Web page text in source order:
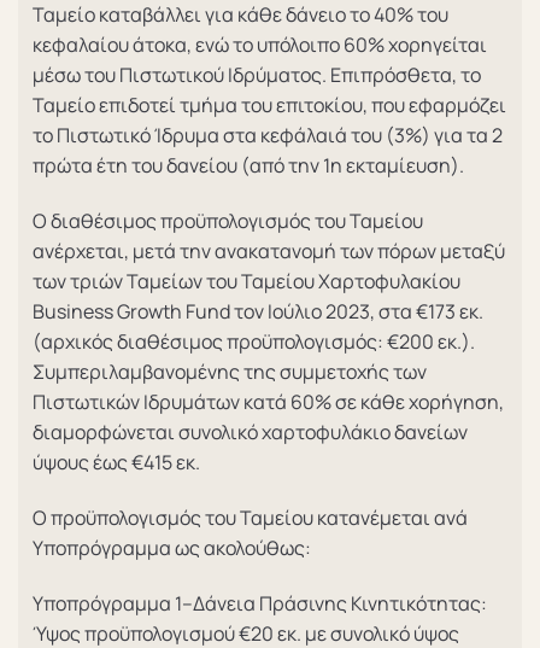
Ταμείο καταβάλλει για κάθε δάνειο το 40% του
κεφαλαίου άτοκα, ενώ το υπόλοιπο 60% χορηγείται
μέσω του Πιστωτικού Ιδρύματος. Επιπρόσθετα, το
Ταμείο επιδοτεί τμήμα του επιτοκίου, που εφαρμόζει
το Πιστωτικό Ίδρυμα στα κεφάλαιά του (3%) για τα 2
πρώτα έτη του δανείου (από την 1η εκταμίευση).
Ο διαθέσιμος προϋπολογισμός του Ταμείου
ανέρχεται, μετά την ανακατανομή των πόρων μεταξύ
των τριών Ταμείων του Ταμείου Χαρτοφυλακίου
Business Growth Fund τον Ιούλιο 2023, στα €173 εκ.
(αρχικός διαθέσιμος προϋπολογισμός: €200 εκ.).
Συμπεριλαμβανομένης της συμμετοχής των
Πιστωτικών Ιδρυμάτων κατά 60% σε κάθε χορήγηση,
διαμορφώνεται συνολικό χαρτοφυλάκιο δανείων
ύψους έως €415 εκ.
Ο προϋπολογισμός του Ταμείου κατανέμεται ανά
Yποπρόγραμμα ως ακολούθως:
Υποπρόγραμμα 1–Δάνεια Πράσινης Κινητικότητας:
Ύψος προϋπολογισμού €20 εκ. με συνολικό ύψος